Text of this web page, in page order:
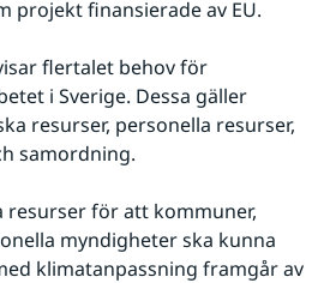
projekt finansierade av EU.
flertalet behov för
i Sverige. Dessa gäller
resurser, personella resurser,
samordning.
resurser för att kommuner,
myndigheter ska kunna
klimatanpassning framgår av